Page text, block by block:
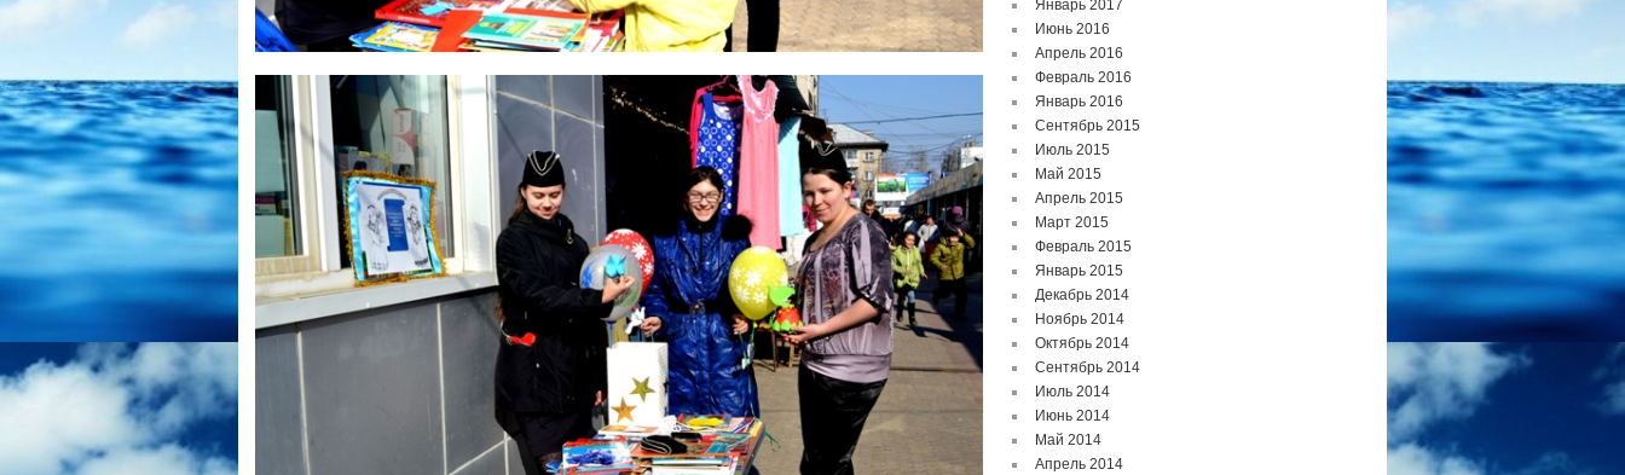
Январь 2017
Июнь 2016
Апрель 2016
Февраль 2016
Январь 2016
Сентябрь 2015
Июль 2015
Май 2015
Апрель 2015
Март 2015
Февраль 2015
Январь 2015
Декабрь 2014
Ноябрь 2014
Октябрь 2014
Сентябрь 2014
Июль 2014
Июнь 2014
Май 2014
Апрель 2014